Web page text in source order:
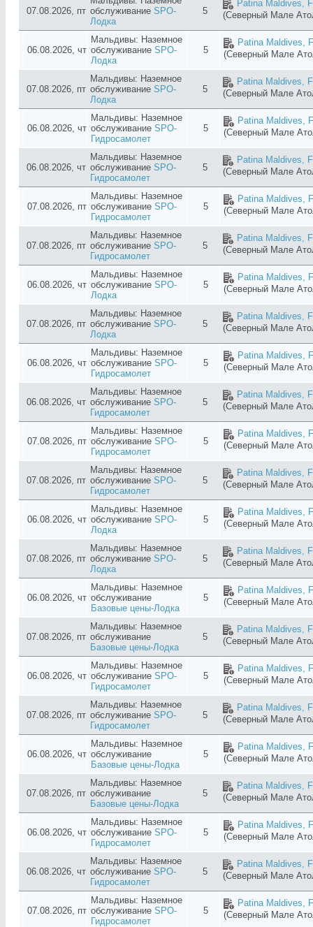
07.08.2026, пт обслуживание SPO-
Лодка
5
Patina Maldives,
(Северный Мале
06.08.2026, чт
Мальдивы: Наземное
обслуживание SPO-
Лодка
5
Patina Maldives,
(Северный Мале
07.08.2026, пт
Мальдивы: Наземное
обслуживание SPO-
Лодка
5
Patina Maldives,
(Северный Мале
06.08.2026, чт
Мальдивы: Наземное
обслуживание SPO-
Гидросамолет
5
Patina Maldives,
(Северный Мале
06.08.2026, чт
Мальдивы: Наземное
обслуживание SPO-
Гидросамолет
5
Patina Maldives,
(Северный Мале
07.08.2026, пт
Мальдивы: Наземное
обслуживание SPO-
Гидросамолет
5
Patina Maldives,
(Северный Мале
07.08.2026, пт
Мальдивы: Наземное
обслуживание SPO-
Гидросамолет
5
Patina Maldives,
(Северный Мале
06.08.2026, чт
Мальдивы: Наземное
обслуживание SPO-
Лодка
5
Patina Maldives,
(Северный Мале
07.08.2026, пт
Мальдивы: Наземное
обслуживание SPO-
Лодка
5
Patina Maldives,
(Северный Мале
06.08.2026, чт
Мальдивы: Наземное
обслуживание SPO-
Гидросамолет
5
Patina Maldives,
(Северный Мале
06.08.2026, чт
Мальдивы: Наземное
обслуживание SPO-
Гидросамолет
5
Patina Maldives,
(Северный Мале
07.08.2026, пт
Мальдивы: Наземное
обслуживание SPO-
Гидросамолет
5
Patina Maldives,
(Северный Мале
07.08.2026, пт
Мальдивы: Наземное
обслуживание SPO-
Гидросамолет
5
Patina Maldives,
(Северный Мале
06.08.2026, чт
Мальдивы: Наземное
обслуживание SPO-
Лодка
5
Patina Maldives,
(Северный Мале
07.08.2026, пт
Мальдивы: Наземное
обслуживание SPO-
Лодка
5
Patina Maldives,
(Северный Мале
06.08.2026, чт
Мальдивы: Наземное
обслуживание
Базовые цены-Лодка
5
Patina Maldives,
(Северный Мале
07.08.2026, пт
Мальдивы: Наземное
обслуживание
Базовые цены-Лодка
5
Patina Maldives,
(Северный Мале
06.08.2026, чт
Мальдивы: Наземное
обслуживание SPO-
Гидросамолет
5
Patina Maldives,
(Северный Мале
07.08.2026, пт
Мальдивы: Наземное
обслуживание SPO-
Гидросамолет
5
Patina Maldives,
(Северный Мале
06.08.2026, чт
Мальдивы: Наземное
обслуживание
Базовые цены-Лодка
5
Patina Maldives,
(Северный Мале
07.08.2026, пт
Мальдивы: Наземное
обслуживание
Базовые цены-Лодка
5
Patina Maldives,
(Северный Мале
06.08.2026, чт
Мальдивы: Наземное
обслуживание SPO-
Гидросамолет
5
Patina Maldives,
(Северный Мале
06.08.2026, чт
Мальдивы: Наземное
обслуживание SPO-
Гидросамолет
5
Patina Maldives,
(Северный Мале
07.08.2026, пт
Мальдивы: Наземное
обслуживание SPO-
Гидросамолет
5
Patina Maldives,
(Северный Мале